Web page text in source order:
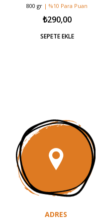
800 gr | %10 Para Puan
₺290,00
SEPETE EKLE
ADRES